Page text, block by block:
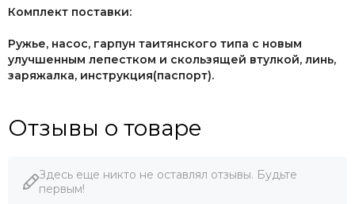
Комплект поставки:
Ружье, насос, гарпун таитянского типа с новым
улучшенным лепестком и скользящей втулкой, линь,
заряжалка, инструкция(паспорт).
Отзывы о товаре
Здесь еще никто не оставлял отзывы. Будьте
первым!